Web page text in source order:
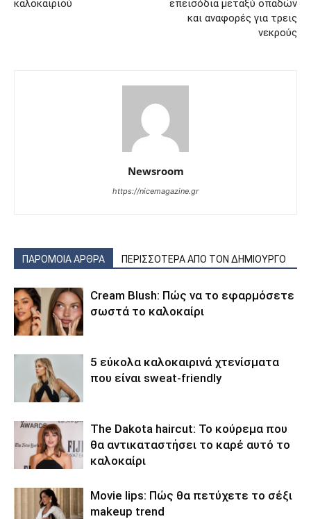
καλοκαιριού
επεισόδια μεταξύ οπαδών
και αναφορές για τρεις
νεκρούς
Newsroom
https://nicemagazine.gr
ΠΑΡΟΜΟΙΑ ΑΡΘΡΑ ΠΕΡΙΣΣΟΤΕΡΑ ΑΠΟ ΤΟΝ ΔΗΜΙΟΥΡΓΟ
Cream Blush: Πώς να το εφαρμόσετε
σωστά το καλοκαίρι
5 εύκολα καλοκαιρινά χτενίσματα
που είναι sweat-friendly
The Dakota haircut: Το κούρεμα που
θα αντικαταστήσει το καρέ αυτό το
καλοκαίρι
Movie lips: Πώς θα πετύχετε το σέξι
makeup trend